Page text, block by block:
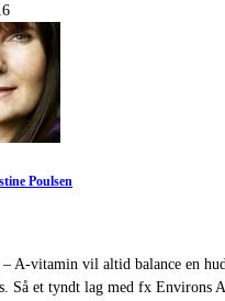
Poulsen
A-vitamin vil altid balance en
Så et tyndt lag med fx Environs